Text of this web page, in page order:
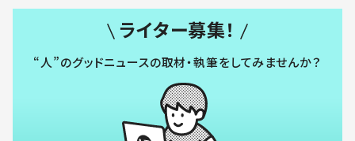
ライター募集！
“人”のグッドニュースの取材・執筆をしてみませんか？